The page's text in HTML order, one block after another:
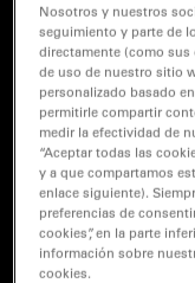
Nosotros y nuestros
seguimiento y parte de
directamente (como
de uso de nuestro sitio
personalizado basado
permitirle compartir
medir la efectividad de
“Aceptar todas las
y a que compartamos
enlace siguiente).
preferencias de
cookies”, en la parte
información sobre
cookies.